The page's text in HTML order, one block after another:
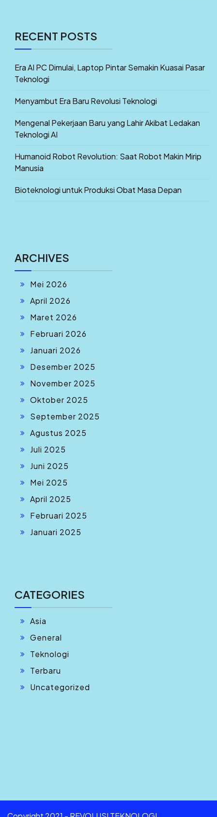
RECENT POSTS
Era AI PC Dimulai, Laptop Pintar Semakin Kuasai Pasar
Teknologi
Menyambut Era Baru Revolusi Teknologi
Mengenal Pekerjaan Baru yang Lahir Akibat Ledakan
Teknologi AI
Humanoid Robot Revolution: Saat Robot Makin Mirip
Manusia
Bioteknologi untuk Produksi Obat Masa Depan
ARCHIVES
Mei 2026
April 2026
Maret 2026
Februari 2026
Januari 2026
Desember 2025
November 2025
Oktober 2025
September 2025
Agustus 2025
Juli 2025
Juni 2025
Mei 2025
April 2025
Februari 2025
Januari 2025
CATEGORIES
Asia
General
Teknologi
Terbaru
Uncategorized